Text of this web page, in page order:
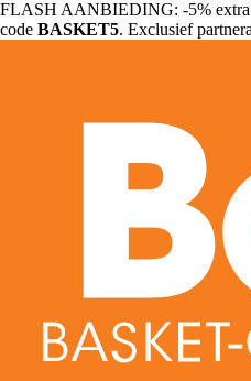
FLASH AANBIEDING: -5% extra
code BASKET5. Exclusief